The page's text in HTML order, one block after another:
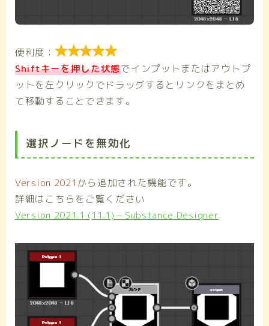
便利度： 
Shiftキーを押した状態でインプットまたはアウトプ
ットを左クリックでドラッグするとリンクをまとめ
て移動することできます。
選択ノードを無効化
Version 2021 から追加された機能です。
詳細はこちらをご覧ください
Version 2021.1 (11.1) – Substance Designer